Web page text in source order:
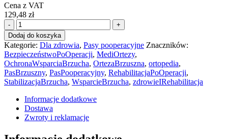
Cena z VAT
129,48 zł
ilość
Protect
abdominal
support
pas
brzuszny
Medi
-
+
Dodaj do koszyka
Kategorie: Dla zdrowia, Pasy pooperacyjne Znaczników:
BezpieczeństwoPoOperacji, MediOrtezy,
OchronaWsparciaBrzucha, OrtezaBrzuszna, ortopedia,
PasBrzuszny, PasPooperacyjny, RehabilitacjaPoOperacji,
StabilizacjaBrzucha, WsparcieBrzucha, zdrowieIRehabilitacja
Informacje dodatkowe
Dostawa
Zwroty i reklamacje